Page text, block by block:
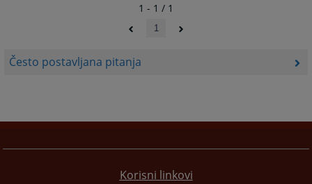
Često postavljana pitanja
1 - 1 / 1
1
Korisni linkovi